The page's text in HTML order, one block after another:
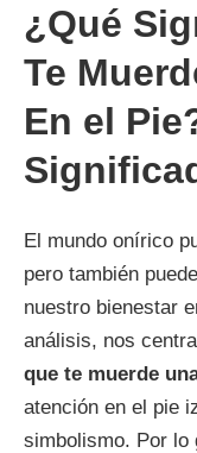
¿Qué
Te
En el
El mundo onírico
pero también
nuestro bienestar
análisis, nos
que te muerde
atención en el pie
simbolismo. Por lo